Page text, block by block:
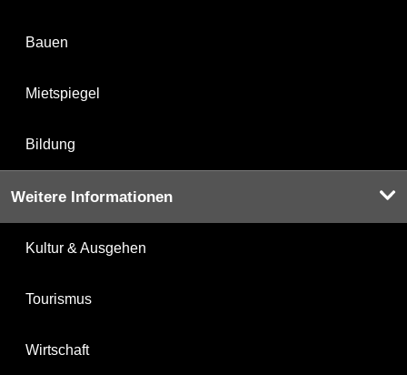
Bauen
Mietspiegel
Bildung
Weitere Informationen
Kultur & Ausgehen
Tourismus
Wirtschaft